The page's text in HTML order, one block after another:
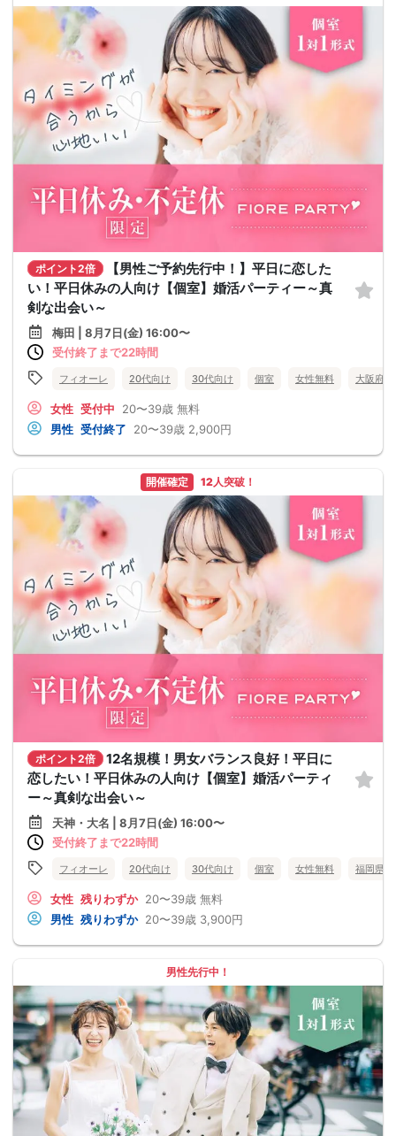
ポイント2倍
【男性ご予約先行中！】平日に恋した
い！平日休みの人向け【個室】婚活パーティー～真
剣な出会い～
梅田 | 8月7日(金) 16:00〜
受付終了まで22時間
フィオーレ 20代向け 30代向け 個室 女性無料 大阪府
女性 受付中 20〜39歳 無料
男性 受付終了 20〜39歳 2,900円
開催確定 12人突破！
ポイント2倍
12名規模！男女バランス良好！平日に
恋したい！平日休みの人向け【個室】婚活パーティ
ー～真剣な出会い～
天神・大名 | 8月7日(金) 16:00〜
受付終了まで22時間
フィオーレ 20代向け 30代向け 個室 女性無料 福岡県
女性 残りわずか 20〜39歳 無料
男性 残りわずか 20〜39歳 3,900円
男性先行中！